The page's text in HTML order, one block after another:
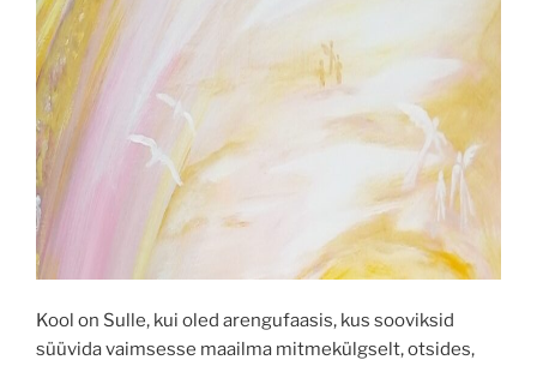
Kool on Sulle, kui oled arengufaasis, kus sooviksid
süüvida vaimsesse maailma mitmekülgselt, otsides,